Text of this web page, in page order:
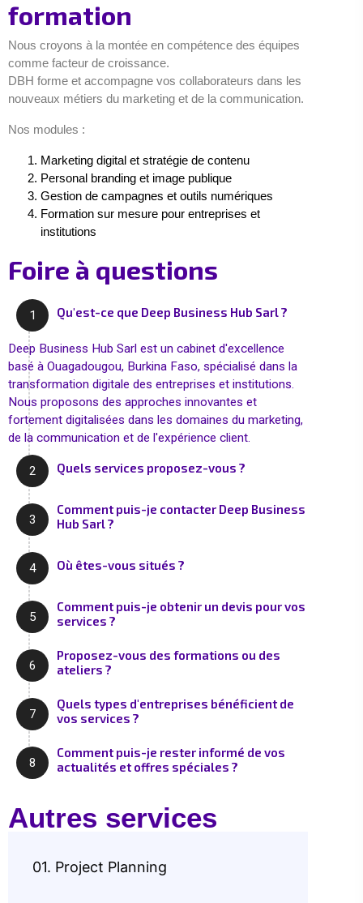
Autres services
01. Project Planning
formation
Nous croyons à la montée en compétence des équipes
comme facteur de croissance.
DBH forme et accompagne vos collaborateurs dans les
nouveaux métiers du marketing et de la communication.
Nos modules :
Marketing digital et stratégie de contenu
Personal branding et image publique
Gestion de campagnes et outils numériques
Formation sur mesure pour entreprises et
institutions
Foire à questions
1 Qu'est-ce que Deep Business Hub Sarl ?
Deep Business Hub Sarl est un cabinet d'excellence
basé à Ouagadougou, Burkina Faso, spécialisé dans la
transformation digitale des entreprises et institutions.
Nous proposons des approches innovantes et
fortement digitalisées dans les domaines du marketing,
de la communication et de l'expérience client.
2 Quels services proposez-vous ?
3
Comment puis-je contacter Deep Business
Hub Sarl ?
4 Où êtes-vous situés ?
5
Comment puis-je obtenir un devis pour vos
services ?
6
Proposez-vous des formations ou des
ateliers ?
7
Quels types d'entreprises bénéficient de
vos services ?
8
Comment puis-je rester informé de vos
actualités et offres spéciales ?